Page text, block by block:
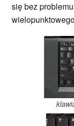
się bez